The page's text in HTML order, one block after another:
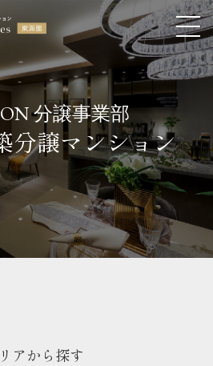
分譲事業部
分譲マンション​
アから探す